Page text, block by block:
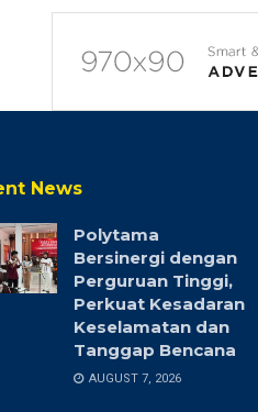
News
Polytama
Bersinergi dengan
Perguruan Tinggi,
Perkuat Kesadaran
Keselamatan dan
Tanggap Bencana
AUGUST 7, 2026